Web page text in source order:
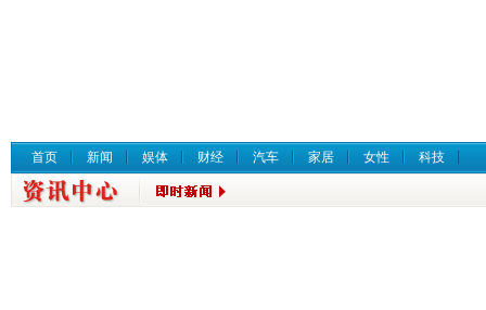
首页 新闻 娱体 财经 汽车 家居 女性 科技